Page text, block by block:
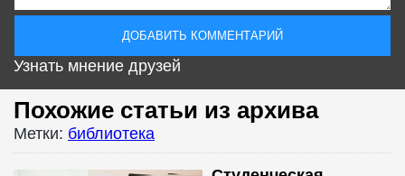
Узнать мнение друзей
Похожие статьи из архива
Метки: библиотека